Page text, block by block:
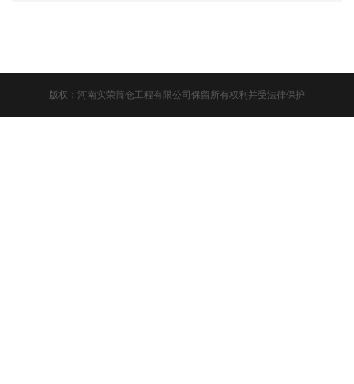
版权：河南实荣筒仓工程有限公司保留所有权利并受法律保护